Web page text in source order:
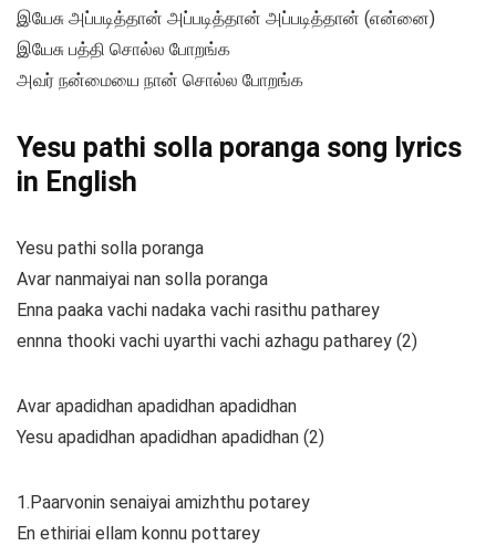
இயேசு அப்படித்தான் அப்படித்தான் அப்படித்தான் (என்னை)
இயேசு பத்தி சொல்ல போறங்க
அவர் நன்மையை நான் சொல்ல போறங்க
Yesu pathi solla poranga song lyrics
in English
Yesu pathi solla poranga
Avar nanmaiyai nan solla poranga
Enna paaka vachi nadaka vachi rasithu patharey
ennna thooki vachi uyarthi vachi azhagu patharey (2)
Avar apadidhan apadidhan apadidhan
Yesu apadidhan apadidhan apadidhan (2)
1.Paarvonin senaiyai amizhthu potarey
En ethiriai ellam konnu pottarey